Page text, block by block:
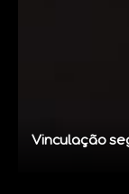
Vinculação